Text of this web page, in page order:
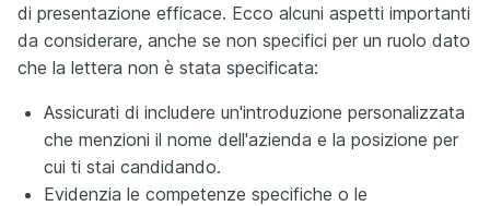
di presentazione efficace. Ecco alcuni aspetti importanti
da considerare, anche se non specifici per un ruolo dato
che la lettera non è stata specificata:
Assicurati di includere un'introduzione personalizzata
che menzioni il nome dell'azienda e la posizione per
cui ti stai candidando.
Evidenzia le competenze specifiche o le